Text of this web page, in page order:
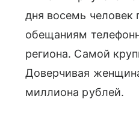
дня восемь человек
обещаниям
региона. Самой
Доверчивая
миллиона рублей.